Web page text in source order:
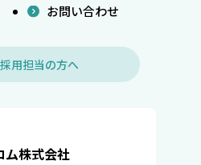
お問い合わせ
用担当の方へ
ム株式会社